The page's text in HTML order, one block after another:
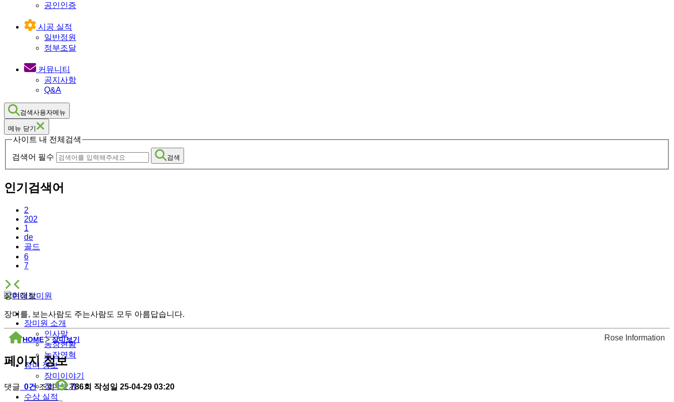
공인인증
시공 실적
일반정원
정부조달
커뮤니티
공지사항
Q&A
검색사용자메뉴
메뉴 닫기
사이트 내 전체검색
검색어 필수 검색
인기검색어
2
202
1
de
골드
6
7
장미원 소개
인사말
농장현황
농장연혁
장미 정보
장미이야기
장미보기
수상 실적
장미정보
장미를, 보는사람도 주는사람도 모두 아름답습니다.
HOME>장미보기 Rose Information
페이지 정보
댓글 0건 조회 786회 작성일 25-04-29 03:20